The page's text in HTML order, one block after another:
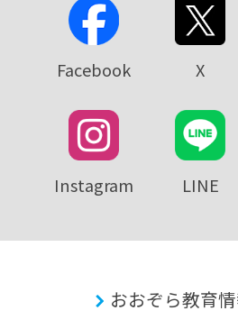
Facebook X
Instagram LINE
おおぞら教育